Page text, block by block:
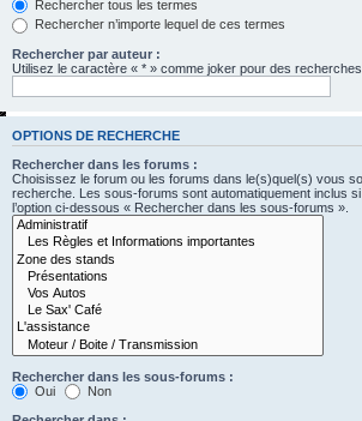
Rechercher tous les termes
Rechercher n’importe lequel de ces termes
Rechercher par auteur :
Utilisez le caractère « * » comme joker pour des recherches
OPTIONS DE RECHERCHE
Rechercher dans les forums :
Choisissez le forum ou les forums dans le(s)quel(s) vous
recherche. Les sous-forums sont automatiquement inclus
l’option ci-dessous « Rechercher dans les sous-forums ».
Rechercher dans les sous-forums :
Oui
Non